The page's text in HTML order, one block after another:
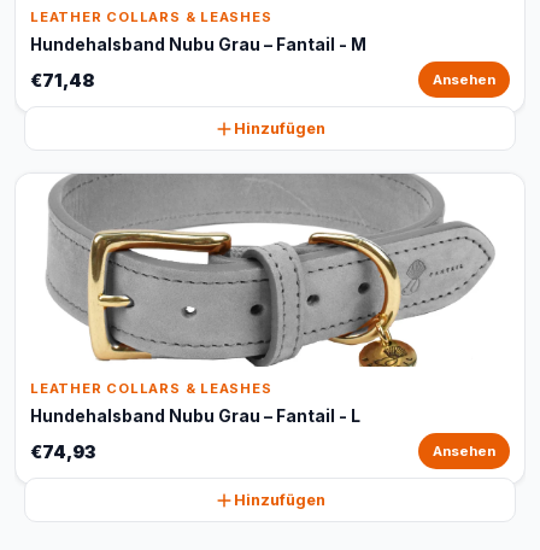
LEATHER COLLARS & LEASHES
Hundehalsband Nubu Grau – Fantail - M
€71,48 Ansehen
Hinzufügen
LEATHER COLLARS & LEASHES
Hundehalsband Nubu Grau – Fantail - L
€74,93 Ansehen
Hinzufügen